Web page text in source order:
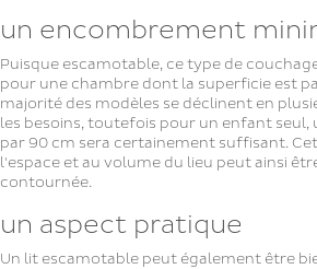
un encombrement
Puisque escamotable, ce type de
pour une chambre dont la superficie est
majorité des modèles se déclinent en
les besoins, toutefois pour un enfant seul,
par 90 cm sera certainement suffisant.
l'espace et au volume du lieu peut ainsi
contournée.
un aspect pratique
Un lit escamotable peut également être